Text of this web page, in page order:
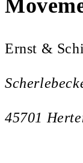
Ernst &
45701